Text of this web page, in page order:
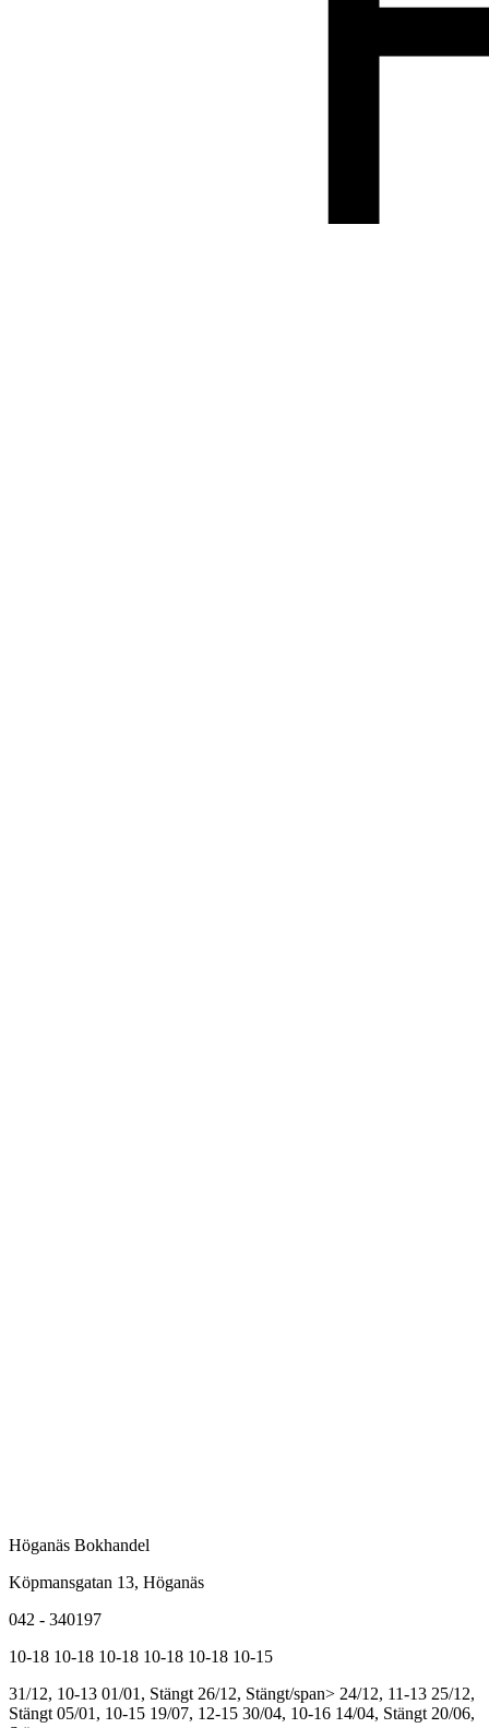
Höganäs Bokhandel
Köpmansgatan 13, Höganäs
042 - 340197
10-18 10-18 10-18 10-18 10-18 10-15
31/12, 10-13 01/01, Stängt 26/12, Stängt/span> 24/12, 11-13 25/12,
Stängt 05/01, 10-15 19/07, 12-15 30/04, 10-16 14/04, Stängt 20/06,